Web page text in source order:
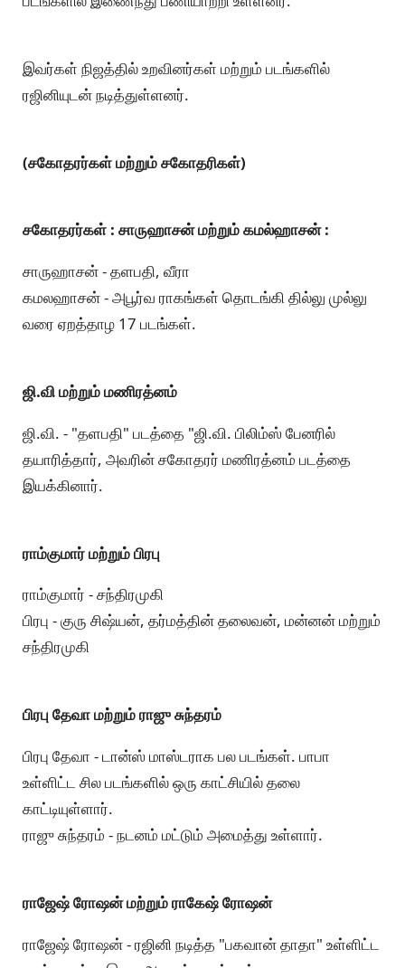
இவர்கள் நிஜத்தில் உறவினர்கள் மற்றும் படங்களில்
ரஜினியுடன் நடித்துள்ளனர்.
(சகோதரர்கள் மற்றும் சகோதரிகள்)
சகோதரர்கள் : சாருஹாசன் மற்றும் கமல்ஹாசன் :
சாருஹாசன் - தளபதி, வீரா
கமலஹாசன் - அபூர்வ ராகங்கள் தொடங்கி தில்லு முல்லு
வரை ஏறத்தாழ 17 படங்கள்.
ஜி.வி மற்றும் மணிரத்னம்
ஜி.வி. - "தளபதி" படத்தை "ஜி.வி. பிலிம்ஸ் பேனரில்
தயாரித்தார், அவரின் சகோதரர் மணிரத்னம் படத்தை
இயக்கினார்.
ராம்குமார் மற்றும் பிரபு
ராம்குமார் - சந்திரமுகி
பிரபு - குரு சிஷ்யன், தர்மத்தின் தலைவன், மன்னன் மற்றும்
சந்திரமுகி
பிரபு தேவா மற்றும் ராஜு சுந்தரம்
பிரபு தேவா - டான்ஸ் மாஸ்டராக பல படங்கள். பாபா
உள்ளிட்ட சில படங்களில் ஒரு காட்சியில் தலை
காட்டியுள்ளார்.
ராஜு சுந்தரம் - நடனம் மட்டும் அமைத்து உள்ளார்.
ராஜேஷ் ரோஷன் மற்றும் ராகேஷ் ரோஷன்
ராஜேஷ் ரோஷன் - ரஜினி நடித்த "பகவான் தாதா" உள்ளிட்ட